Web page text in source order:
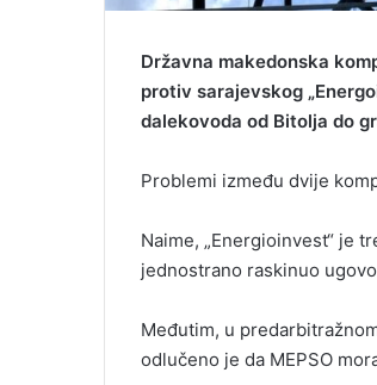
Državna makedonska
protiv sarajevskog
dalekovoda od Bitolja do
Problemi između dvije
Naime, „Energioinvest“ je
jednostrano raskinuo
Međutim, u
odlučeno je da MEPSO